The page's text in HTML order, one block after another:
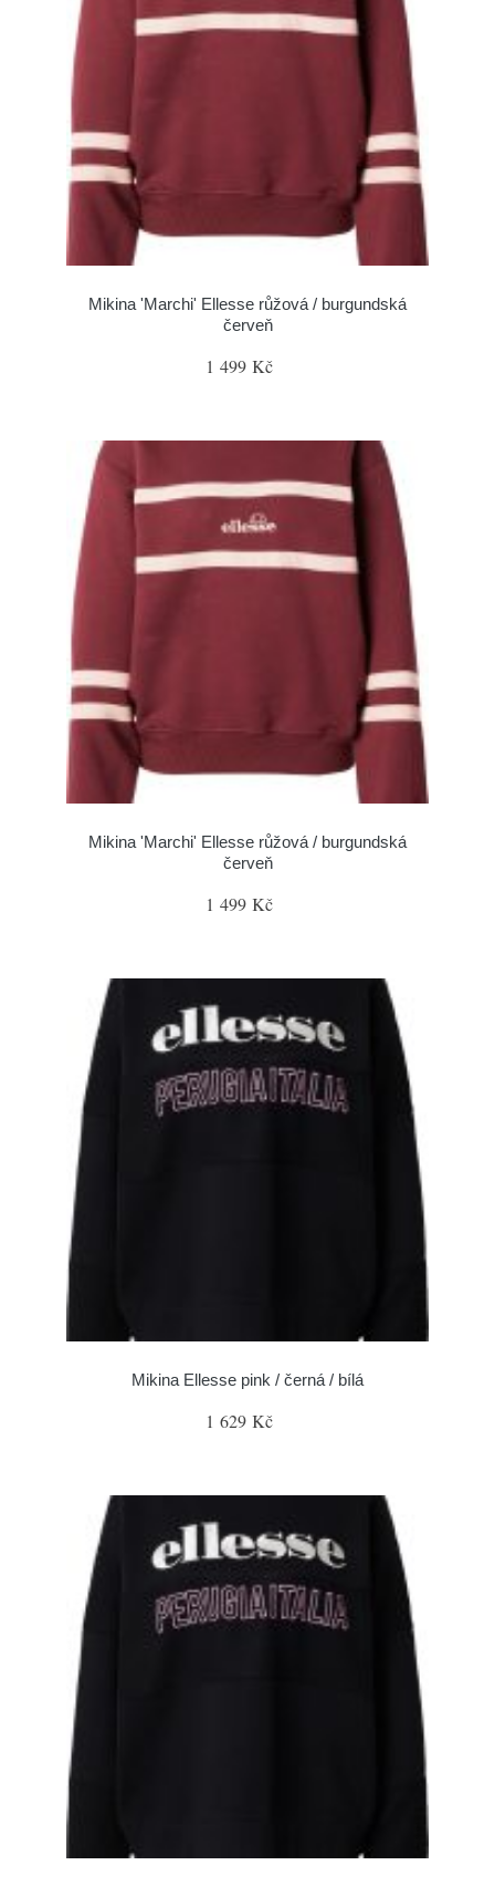
Mikina 'Marchi' Ellesse růžová / burgundská
červeň
1 499 Kč
Mikina 'Marchi' Ellesse růžová / burgundská
červeň
1 499 Kč
Mikina Ellesse pink / černá / bílá
1 629 Kč